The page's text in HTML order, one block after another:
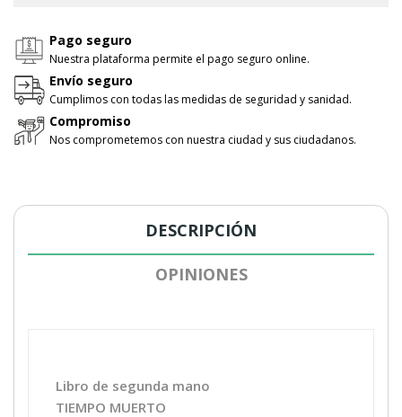
Pago seguro
Nuestra plataforma permite el pago seguro online.
Envío seguro
Cumplimos con todas las medidas de seguridad y sanidad.
Compromiso
Nos comprometemos con nuestra ciudad y sus ciudadanos.
DESCRIPCIÓN
OPINIONES
Libro de segunda mano
TIEMPO MUERTO